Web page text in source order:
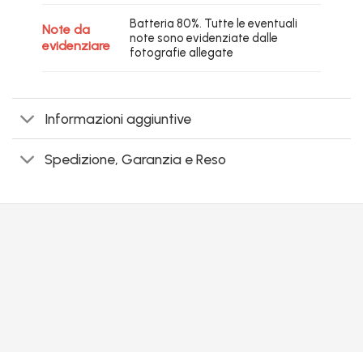
Note da
evidenziare
Batteria 80%. Tutte le eventuali
note sono evidenziate dalle
fotografie allegate
Informazioni aggiuntive
Spedizione, Garanzia e Reso